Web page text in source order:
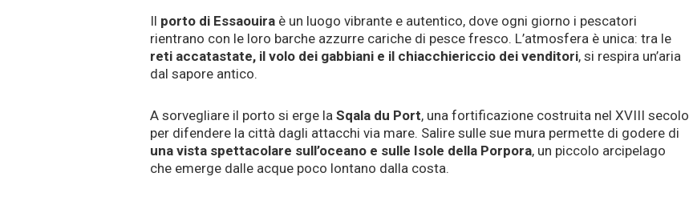
Il porto di Essaouira è un luogo vibrante e autentico, dove ogni giorno i pescatori
rientrano con le loro barche azzurre cariche di pesce fresco. L’atmosfera è unica: tra le
reti accatastate, il volo dei gabbiani e il chiacchiericcio dei venditori, si respira un’aria
dal sapore antico.
A sorvegliare il porto si erge la Sqala du Port, una fortificazione costruita nel XVIII secolo
per difendere la città dagli attacchi via mare. Salire sulle sue mura permette di godere di
una vista spettacolare sull’oceano e sulle Isole della Porpora, un piccolo arcipelago
che emerge dalle acque poco lontano dalla costa.